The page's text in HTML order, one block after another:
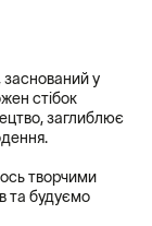
у
стібок
заглиблює
творчими
та будуємо